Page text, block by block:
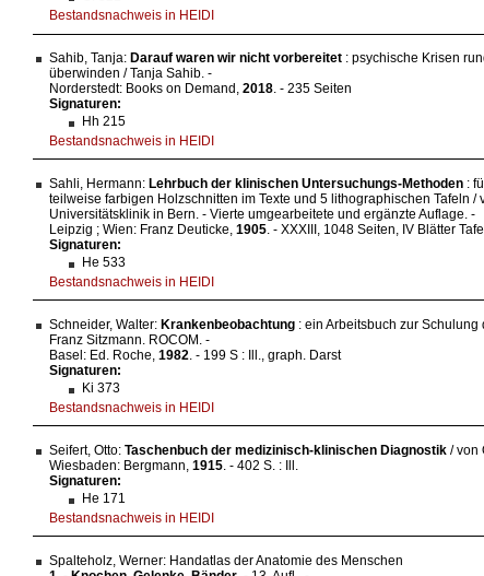
Bestandsnachweis in HEIDI
Sahib, Tanja: Darauf waren wir nicht vorbereitet : psychische Krisen
überwinden / Tanja Sahib. -
Norderstedt: Books on Demand, 2018. - 235 Seiten
Signaturen:
Hh 215
Bestandsnachweis in HEIDI
Sahli, Hermann: Lehrbuch der klinischen Untersuchungs-Methoden :
teilweise farbigen Holzschnitten im Texte und 5 lithographischen Tafeln /
Universitätsklinik in Bern. - Vierte umgearbeitete und ergänzte Auflage. -
Leipzig ; Wien: Franz Deuticke, 1905. - XXXIII, 1048 Seiten, IV Blätter
Signaturen:
He 533
Bestandsnachweis in HEIDI
Schneider, Walter: Krankenbeobachtung : ein Arbeitsbuch zur
Franz Sitzmann. ROCOM. -
Basel: Ed. Roche, 1982. - 199 S : Ill., graph. Darst
Signaturen:
Ki 373
Bestandsnachweis in HEIDI
Seifert, Otto: Taschenbuch der medizinisch-klinischen Diagnostik / von
Wiesbaden: Bergmann, 1915. - 402 S. : Ill.
Signaturen:
He 171
Bestandsnachweis in HEIDI
Spalteholz, Werner: Handatlas der Anatomie des Menschen